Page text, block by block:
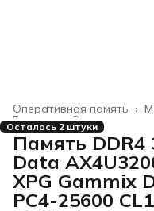
Оперативная память ›
Электроника
Главная ›
Осталось 2 штуки
Память DDR4
Data
XPG Gammix
PC4-25600